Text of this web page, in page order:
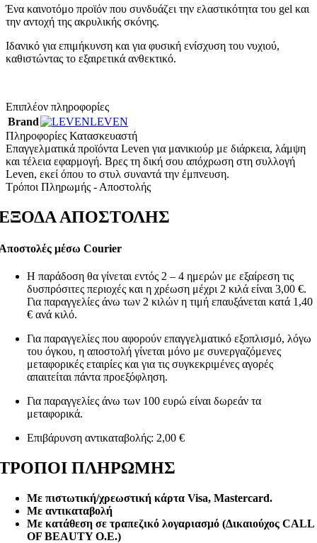
Ένα καινοτόμο προϊόν που συνδυάζει την ελαστικότητα του gel και
την αντοχή της ακρυλικής σκόνης.
Ιδανικό για επιμήκυνση και για φυσική ενίσχυση του νυχιού,
καθιστώντας το εξαιρετικά ανθεκτικό.
Επιπλέον πληροφορίες
Brand
LEVEN
Πληροφορίες Κατασκευαστή
Επαγγελματικά προϊόντα Leven για μανικιούρ με διάρκεια, λάμψη
και τέλεια εφαρμογή. Βρες τη δική σου απόχρωση στη συλλογή
Leven, εκεί όπου το στυλ συναντά την έμπνευση.
Τρόποι Πληρωμής - Αποστολής
ΑΠΟΣΤΟΛΗΣ
μέσω Courier
Η παράδοση θα γίνεται εντός 2 – 4 ημερών με εξαίρεση τις
δυσπρόσιτες περιοχές και η χρέωση μέχρι 2 κιλά είναι 3,00 €.
Για παραγγελίες άνω των 2 κιλών η τιμή επαυξάνεται κατά 1,40
€ ανά κιλό.
Για παραγγελίες που αφορούν επαγγελματικό εξοπλισμό, λόγω
του όγκου, η αποστολή γίνεται μόνο με συνεργαζόμενες
μεταφορικές εταιρίες και για τις συγκεκριμένες αγορές
απαιτείται πάντα προεξόφληση.
Για παραγγελίες άνω των 100 ευρώ είναι δωρεάν τα
μεταφορικά.
Επιβάρυνση αντικαταβολής: 2,00 €
ΠΛΗΡΩΜΗΣ
Με πιστωτική/χρεωστική κάρτα Visa, Mastercard.
Με αντικαταβολή
Με κατάθεση σε τραπεζικό λογαριασμό (Δικαιούχος CALL
OF BEAUTY O.E.)